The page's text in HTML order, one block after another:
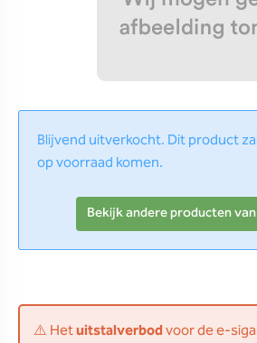
Blijvend uitverkocht. Dit product
op voorraad komen.
Bekijk andere producten
⚠️ Hetuitstalverbodvoor de e-